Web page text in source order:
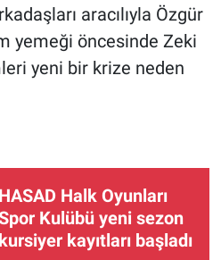
aracılıyla Özgür
yemeği öncesinde Zeki
yeni bir krize neden
HASAD Halk Oyunları
Kulübü yeni sezon
kursiyer kayıtları başladı